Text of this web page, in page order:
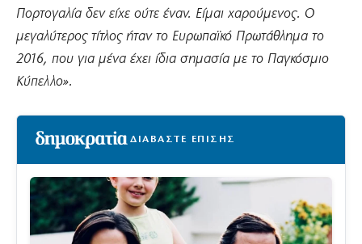
Πορτογαλία δεν είχε ούτε έναν. Είμαι χαρούμενος. Ο
μεγαλύτερος τίτλος ήταν το Ευρωπαϊκό Πρωτάθλημα το
2016, που για μένα έχει ίδια σημασία με το Παγκόσμιο
Κύπελλο».
ΔΙΑΒΑΣΤΕ ΕΠΙΣΗΣ